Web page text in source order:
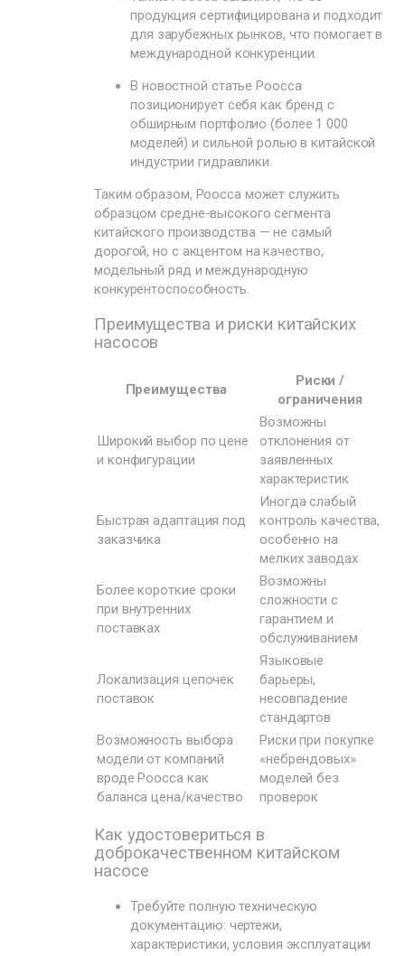
продукция сертифицирована и подходит
для зарубежных рынков, что помогает в
международной конкуренции.
В новостной статье Poocca
позиционирует себя как бренд с
обширным портфолио (более 1 000
моделей) и сильной ролью в китайской
индустрии гидравлики.
Таким образом, Poocca может служить
образцом средне-высокого сегмента
китайского производства — не самый
дорогой, но с акцентом на качество,
модельный ряд и международную
конкурентоспособность.
Преимущества и риски китайских
насосов
Преимущества
Риски /
ограничения
Широкий выбор по цене
и конфигурации
Возможны
отклонения от
заявленных
характеристик
Быстрая адаптация под
заказчика
Иногда слабый
контроль качества,
особенно на
мелких заводах
Более короткие сроки
при внутренних
поставках
Возможны
сложности с
гарантием и
обслуживанием
Локализация цепочек
поставок
Языковые
барьеры,
несовпадение
стандартов
Возможность выбора
модели от компаний
вроде Poocca как
баланса цена/качество
Риски при покупке
«небрендовых»
моделей без
проверок
Как удостовериться в
доброкачественном китайском
насосе
Требуйте полную техническую
документацию: чертежи,
характеристики, условия эксплуатации